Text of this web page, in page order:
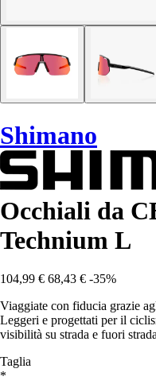
Shimano
Occhiali da
Technium L
104,99 € 68,43 € -35%
Viaggiate con fiducia grazie
Leggeri e progettati per il
visibilità su strada e fuori
Taglia
*